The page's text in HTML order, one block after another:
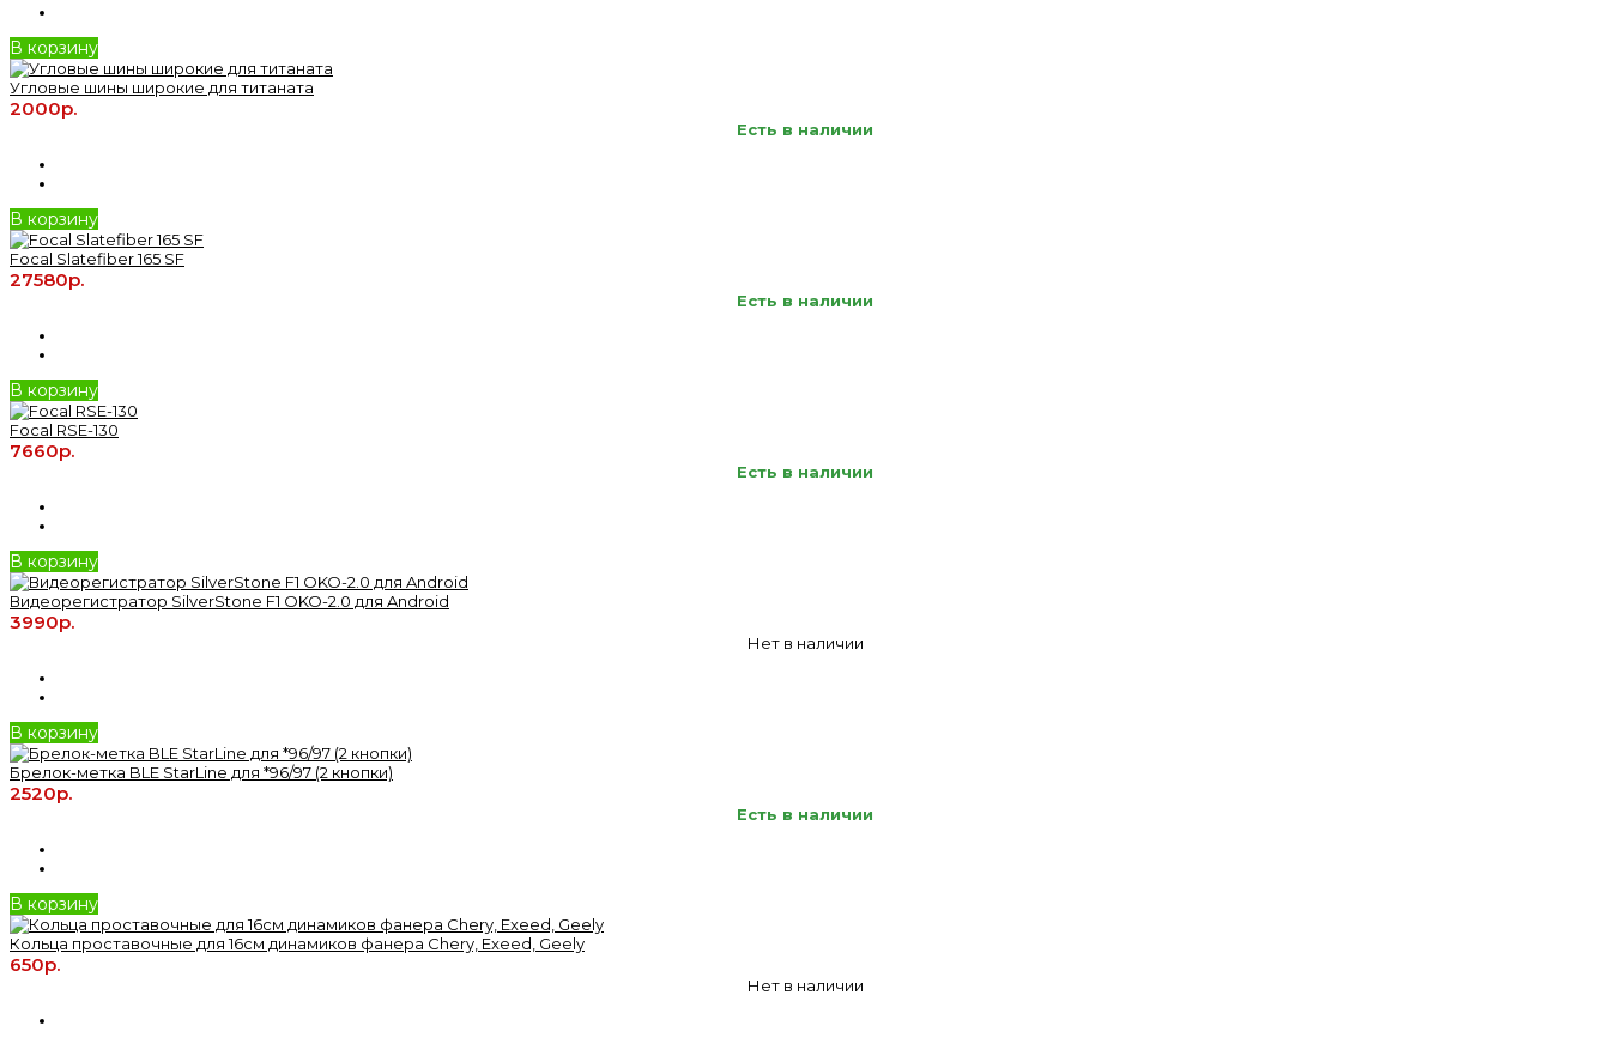
В корзину
Угловые шины широкие для титаната
2000р.
Есть в наличии
В корзину
Focal Slatefiber 165 SF
27580р.
Есть в наличии
В корзину
Focal RSE-130
7660р.
Есть в наличии
В корзину
Видеорегистратор SilverStone F1 OKO-2.0 для Android
3990р.
Нет в наличии
В корзину
Брелок-метка BLE StarLine для *96/97 (2 кнопки)
2520р.
Есть в наличии
В корзину
Кольца проставочные для 16см динамиков фанера Chery, Exeed, Geely
650р.
Нет в наличии